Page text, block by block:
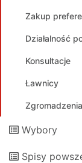
Zakup
Działalność
Konsultacje
Ławnicy
Wybory
Spisy